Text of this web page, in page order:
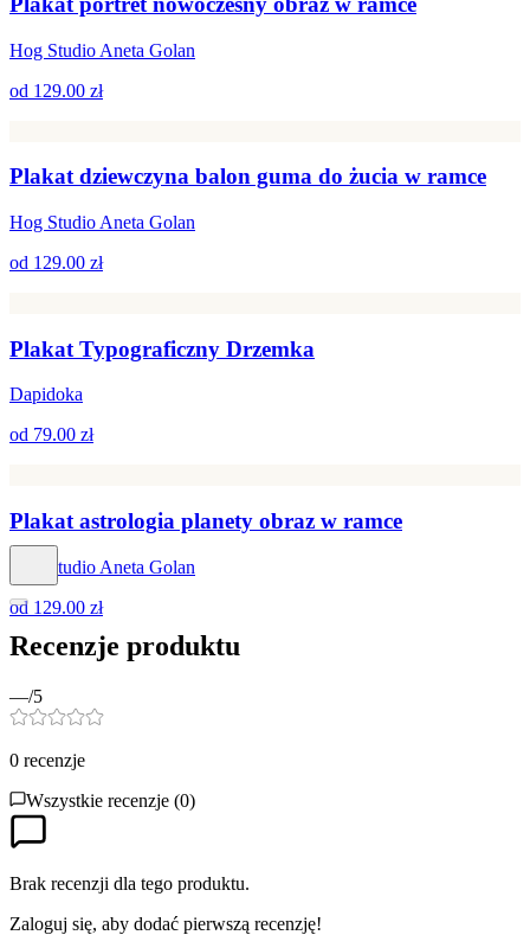
Hog Studio Aneta Golan
od 129.00 zł
Plakat dziewczyna balon guma do żucia w ramce
Hog Studio Aneta Golan
od 129.00 zł
Plakat Typograficzny Drzemka
Dapidoka
od 79.00 zł
Plakat astrologia planety obraz w ramce
Hog Studio Aneta Golan
od 129.00 zł
Recenzje produktu
—/5
0 recenzje
Wszystkie recenzje (0)
Brak recenzji dla tego produktu.
Zaloguj się, aby dodać pierwszą recenzję!